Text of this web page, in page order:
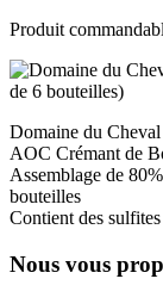
Produit
Domaine du
AOC Crémant de
Assemblage de
bouteilles
Contient des sulfites
Nous vous